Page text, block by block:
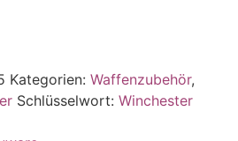
Kategorien: Waffenzubehör,
Schlüsselwort: Winchester